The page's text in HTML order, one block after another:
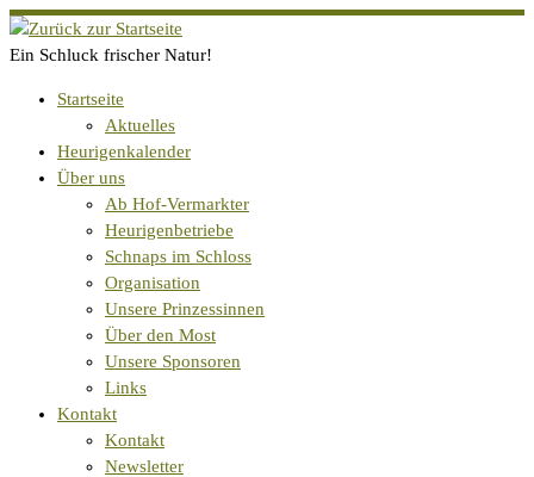
Zum
Inhalt
Ein Schluck frischer Natur!
Startseite
Aktuelles
Heurigenkalender
Über uns
Ab Hof-Vermarkter
Heurigenbetriebe
Schnaps im Schloss
Organisation
Unsere Prinzessinnen
Über den Most
Unsere Sponsoren
Links
Kontakt
Kontakt
Newsletter